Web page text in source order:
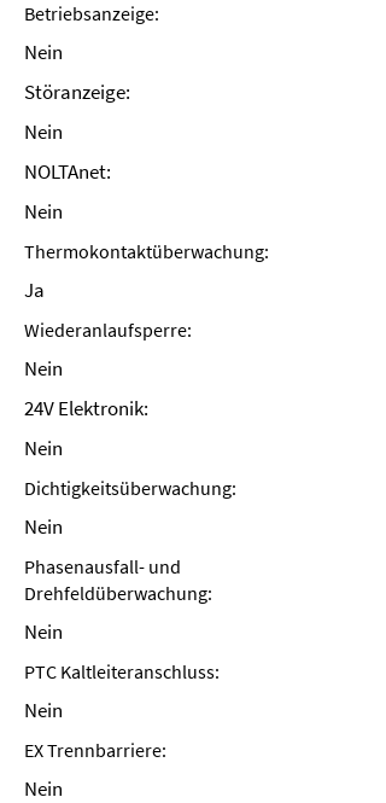
Betriebsanzeige:
Nein
Störanzeige:
Nein
NOLTAnet:
Nein
Thermokontaktüberwachung:
Ja
Wiederanlaufsperre:
Nein
24V Elektronik:
Nein
Dichtigkeitsüberwachung:
Nein
Phasenausfall- und
Drehfeldüberwachung:
Nein
PTC Kaltleiteranschluss:
Nein
EX Trennbarriere:
Nein